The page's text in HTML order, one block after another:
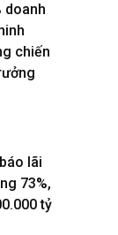
doanh
chiến
lãi
73%,
tỷ